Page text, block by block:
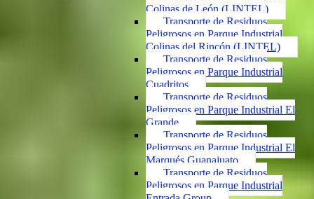
Colinas de León (LINTEL)
Transporte de Residuos
Peligrosos en Parque Industrial
Colinas del Rincón (LINTEL)
Transporte de Residuos
Peligrosos en Parque Industrial
Cuadritos
Transporte de Residuos
Peligrosos en Parque Industrial El
Grande
Transporte de Residuos
Peligrosos en Parque Industrial El
Marqués Guanajuato
Transporte de Residuos
Peligrosos en Parque Industrial